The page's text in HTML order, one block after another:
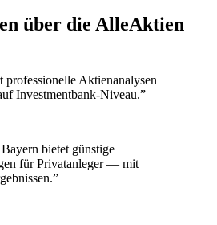
über die AlleAktien
Aktienanalysen
Investmentbank-Niveau.”
bietet günstige
für Privatanleger — mit
”